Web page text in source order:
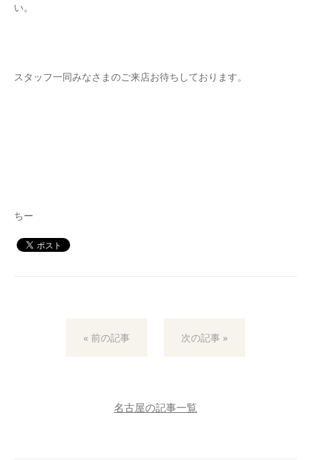
い。
スタッフ一同みなさまのご来店お待ちしております。
ちー
« 前の記事 次の記事 »
名古屋の記事一覧